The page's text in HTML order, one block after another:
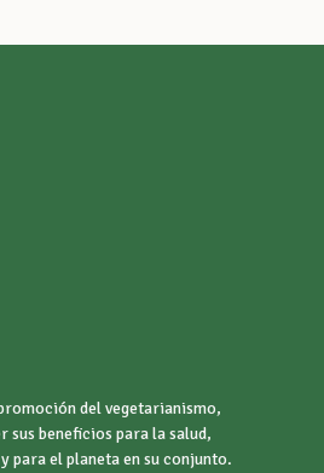
del vegetarianismo,
sus beneficios para la salud,
para el planeta en su conjunto.